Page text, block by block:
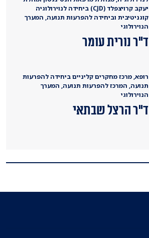
יעקב קרויצפלד (CJD) ביחידה לנוירולוגיה
קוגניטיבית וביחידה להפרעות תנועה, המערך
הנוירולוגי
ד"ר נורית עומר
רופא, מרכז מחקרים קליניים ביחידה להפרעות
תנועה, המרכז להפרעות תנועה, המערך
הנוירולוגי
ד"ר הרצל שבתאי